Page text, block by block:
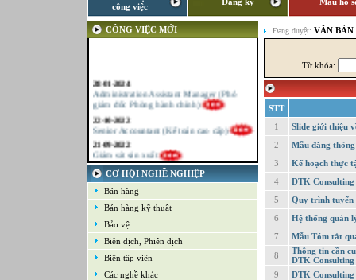
công việc
CÔNG VIỆC MỚI
28-01-2024
Administration Assistant Manager (Phó
giám đốc Phòng hành chính)
22-10-2022
Senior Accountant (Kế toán cao cấp)
21-09-2022
Giám sát sản xuất
21-09-2022
Kế toán tổng hợp – Thuế
16-09-2022
Nhân viên cao cấp NPD - Phát triển sản
phẩm mới
16-09-2022
Giám sát Mua hàng
16-09-2022
Chuyên viên CNTT /Bộ phận Hỗ trợ & Hệ
thống
CƠ HỘI NGHỀ NGHIỆP
Bán hàng
Bán hàng kỹ thuật
Bảo vệ
Biên dịch, Phiên dịch
Biên tập viên
Các nghề khác
Đang duyệt: VĂN
Từ khóa:
STT
1
Slide giới thiệu
2
Mẫu đăng
3
Kế hoạch thực
4
DTK Consulting
5
Quy trình tuyển
6
Hệ thống quản
7
Mẫu Tóm tắt
8
Thông tin cần
DTK Consulting
9
DTK